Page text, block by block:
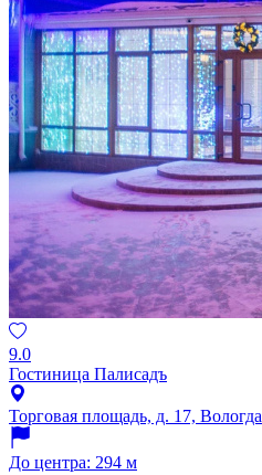
9.0
Гостиница Палисадъ
Торговая площадь, д. 17, Вологда
До центра: 294 м